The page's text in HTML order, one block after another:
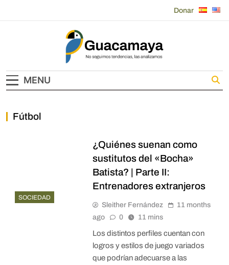
Donar
Guacamaya
MENU
Fútbol
SOCIEDAD
¿Quiénes suenan como
sustitutos del «Bocha»
Batista? | Parte II:
Entrenadores extranjeros
Sleither Fernández
11 months
ago
0 11 mins
Los distintos perfiles cuentan con
logros y estilos de juego variados
que podrían adecuarse a las